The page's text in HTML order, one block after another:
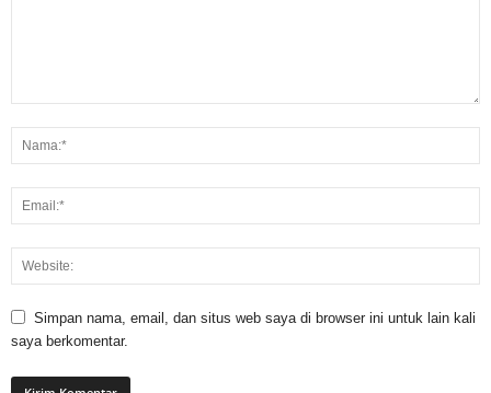
Simpan nama, email, dan situs web saya di browser ini untuk lain kali
saya berkomentar.